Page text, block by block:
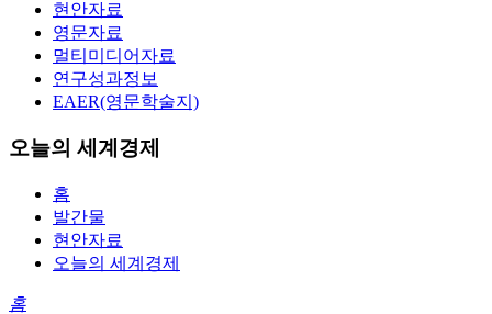
현안자료
영문자료
멀티미디어자료
연구성과정보
EAER(영문학술지)
오늘의 세계경제
홈
발간물
현안자료
오늘의 세계경제
홈